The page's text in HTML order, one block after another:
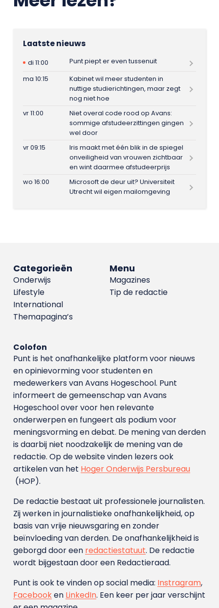
Laatste nieuws
di 11:00
Punt piept er even tussenuit
ma 10:15
Kabinet wil meer studenten in
nuttige studierichtingen, maar zegt
nog niet hoe
vr 11:00
Niet overal code rood op Avans:
sommige afstudeerzittingen gingen
wel door
vr 09:15
Iris maakt met één blik in de spiegel
onveiligheid van vrouwen zichtbaar
en wint daarmee afstudeerprijs
wo 16:00
Microsoft de deur uit? Universiteit
Utrecht wil eigen mailomgeving
Menu
Magazines
Tip de redactie
Categorieën
Onderwijs
Lifestyle
International
Themapagina’s
Colofon
Punt is het onafhankelijke platform voor nieuws
en opinievorming voor studenten en
medewerkers van Avans Hoge­school. Punt
informeert de gemeenschap van Avans
Hogeschool over voor hen relevante
onderwerpen en fungeert als podium voor
meningsvorming en debat. De mening van derden
is daarbij niet noodzakelijk de mening van de
redactie. Op de website vinden lezers ook
artikelen van het Hoger Onderwijs Persbureau
(HOP).
De redactie bestaat uit professionele journalisten.
Zij werken in journalistieke onafhankelijkheid, op
basis van vrije nieuwsgaring en zonder
beïnvloeding van derden. De onafhankelijkheid is
geborgd door een redactiestatuut. De redactie
wordt bijgestaan door een Redactieraad.
Punt is ook te vinden op social media: Instragram,
Facebooken LinkedIn. Een keer per jaar verschijnt